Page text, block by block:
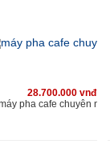
kahchan
28.700.000 vnđ
pha cafe chuyên